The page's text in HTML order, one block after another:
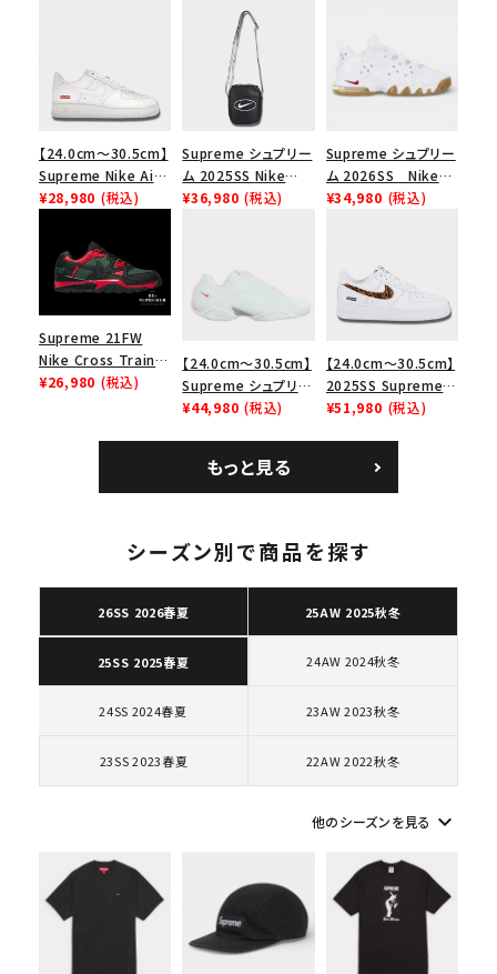
キーワードから探す
search
人気ワード 2026SS
Tシャツ・ロングスリーブ
キャップ・ハット
パーカー・クルーネック
ショルダー・ウエストバッグ
ボックスロゴ ブラックスウェット
コラボレーションブランドから探す
シーズンから探す
並び順
【24.0cm～30.5cm】
Supreme Nike Air
Force 1 Low シュプ
ース１スニーカー シ
ューズ ホワイト
¥28,980 (税込)
Supreme シュプリー
ム 2025SS Nike
Leather Shoulder
¥36,980 (税込)
Supreme シュプリー
ム 2026SS Nike
SB Air Max 2 CB 94
ロー SP ホワイト
¥34,980 (税込)
Supreme 21FW
Nike Cross Trainer
Low ナイキクロスト
¥26,980 (税込)
【24.0cm～30.5cm】
Supreme シュプリー
ム 2023AW Nike
カー ホワイト 白
¥44,980 (税込)
【24.0cm～30.5cm】
2025SS Supreme
GOODENOUGH
ムグッドイナフ ナイキ
エアフォース１スニー
ト
¥51,980 (税込)
もっと見る
シーズン別で商品を探す
26SS 2026春夏 25AW 2025秋冬
25SS 2025春夏 24AW 2024秋冬
24SS 2024春夏 23AW 2023秋冬
23SS 2023春夏 22AW 2022秋冬
他のシーズンを見る keyboard_arrow_down